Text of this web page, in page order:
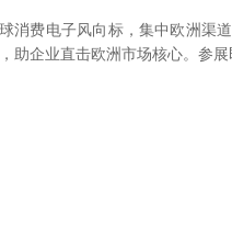
消费电子风向标，集中欧洲渠
助企业直击欧洲市场核心。参